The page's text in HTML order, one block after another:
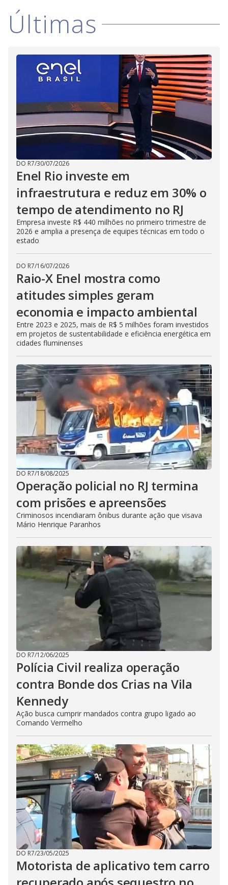
o
Últimas
DO R7/30/07/2026
Enel Rio investe em
infraestrutura e reduz em 30% o
tempo de atendimento no RJ
Empresa investe R$ 440 milhões no primeiro trimestre de
2026 e amplia a presença de equipes técnicas em todo o
estado
DO R7/16/07/2026
Raio-X Enel mostra como
atitudes simples geram
economia e impacto ambiental
Entre 2023 e 2025, mais de R$ 5 milhões foram investidos
em projetos de sustentabilidade e eficiência energética em
cidades fluminenses
DO R7/18/08/2025
Operação policial no RJ termina
com prisões e apreensões
Criminosos incendiaram ônibus durante ação que visava
Mário Henrique Paranhos
DO R7/12/06/2025
Polícia Civil realiza operação
contra Bonde dos Crias na Vila
Kennedy
Ação busca cumprir mandados contra grupo ligado ao
Comando Vermelho
DO R7/23/05/2025
Motorista de aplicativo tem carro